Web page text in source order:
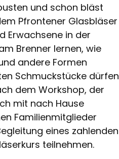
und schon bläst
Pfrontener Glasbläser
Erwachsene in der
Brenner lernen, wie
andere Formen
Schmuckstücke dürfen
dem Workshop, der
mit nach Hause
Familienmitglieder
eines zahlenden
teilnehmen.